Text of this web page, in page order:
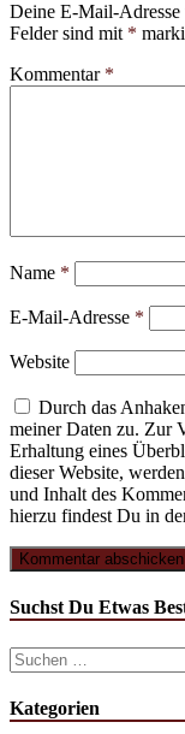
Deine E-Mail-
Felder sind mit *
Kommentar *
Name *
E-Mail-Adresse *
Website
Durch das
meiner Daten zu. Zur
Erhaltung eines
dieser Website,
und Inhalt des
hierzu findest Du in
Suchst Du Etwas
Suchen
nach:
Kategorien